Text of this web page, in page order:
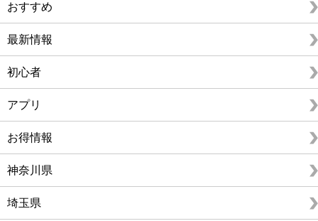
おすすめ
最新情報
初心者
アプリ
お得情報
神奈川県
埼玉県